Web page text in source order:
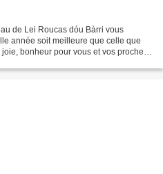
de Lei Roucas dóu Bàrri vous
année soit meilleure que celle que
bonheur pour vous et vos proches.